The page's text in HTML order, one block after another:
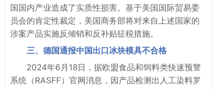
国国内产业造成了实质性损害。基于美国国际贸易委
员会的肯定性裁定，美国商务部将对来自上述国家的
涉案产品实施反倾销和反补贴征税措施。
三、德国通报中国出口冰块模具不合格
2024年6月18日，据欧盟食品和饲料类快速预警
系统（RASFF）官网消息，因产品检测出人工染料罗